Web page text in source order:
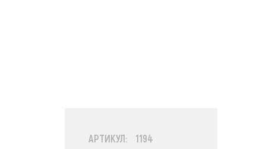
АРТИКУЛ: 1194